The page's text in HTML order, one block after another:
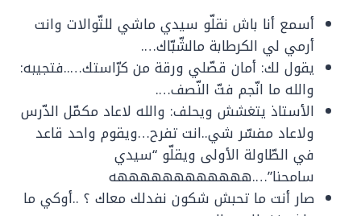
أسمع أنا باش نقلّو سيدي ماشي للتّوالات وانت
أرمي لي الكرطابة مالشّبّاك….
يقول لك: أمان قصّلي ورقة من كرّاستك…..فتجيبه:
والله ما انّجم فتّ النّصف….
الأستاذ يتغشش ويحلف: والله لاعاد مكمّل الدّرس
ولاعاد مفسّر شي..انت تفرح…ويقوم واحد قاعد
في الطّاولة الأولى ويقلّو “سيدي
سامحنا”….ههههههههههههه
صار أنت ما تحبش شكون نفدلك معاك ؟ ..أوكي ما